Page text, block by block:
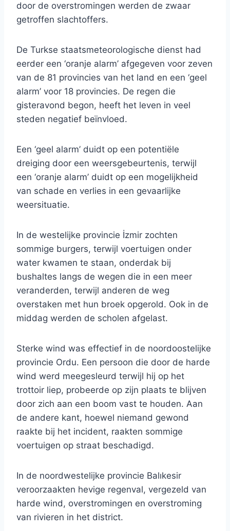
door de overstromingen werden de zwaar
getroffen slachtoffers.
De Turkse staatsmeteorologische dienst had
eerder een ‘oranje alarm’ afgegeven voor zeven
van de 81 provincies van het land en een ‘geel
alarm’ voor 18 provincies. De regen die
gisteravond begon, heeft het leven in veel
steden negatief beïnvloed.
Een ‘geel alarm’ duidt op een potentiële
dreiging door een weersgebeurtenis, terwijl
een ‘oranje alarm’ duidt op een mogelijkheid
van schade en verlies in een gevaarlijke
weersituatie.
In de westelijke provincie İzmir zochten
sommige burgers, terwijl voertuigen onder
water kwamen te staan, onderdak bij
bushaltes langs de wegen die in een meer
veranderden, terwijl anderen de weg
overstaken met hun broek opgerold. Ook in de
middag werden de scholen afgelast.
Sterke wind was effectief in de noordoostelijke
provincie Ordu. Een persoon die door de harde
wind werd meegesleurd terwijl hij op het
trottoir liep, probeerde op zijn plaats te blijven
door zich aan een boom vast te houden. Aan
de andere kant, hoewel niemand gewond
raakte bij het incident, raakten sommige
voertuigen op straat beschadigd.
In de noordwestelijke provincie Balıkesir
veroorzaakten hevige regenval, vergezeld van
harde wind, overstromingen en overstroming
van rivieren in het district.